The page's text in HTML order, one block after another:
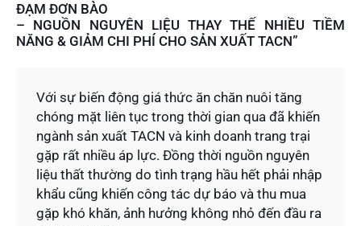
ĐẠM ĐƠN BÀO
– NGUỒN NGUYÊN LIỆU THAY THẾ NHIỀU TIỀM
NĂNG & GIẢM CHI PHÍ CHO SẢN XUẤT TACN”
Với sự biến động giá thức ăn chăn nuôi tăng
chóng mặt liên tục trong thời gian qua đã khiến
ngành sản xuất TACN và kinh doanh trang trại
gặp rất nhiều áp lực. Đồng thời nguồn nguyên
liệu thất thường do tình trạng hầu hết phải nhập
khẩu cũng khiến công tác dự báo và thu mua
gặp khó khăn, ảnh hưởng không nhỏ đến đầu ra